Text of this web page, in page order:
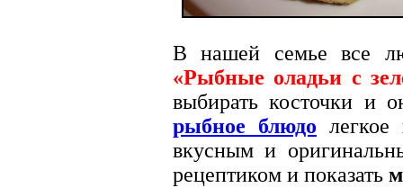
В нашей семье все
«Рыбные оладьи с
выбирать косточки и
рыбное блюдо легкое
вкусным и
рецептиком и показать